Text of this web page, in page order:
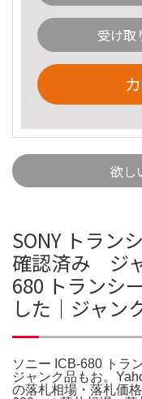
受け取
欲し
SONY トラン
確認済み ジ
680 トランシ
した｜ジャン
ソニー ICB-680 トラ
ジャンク品もお。
の落札相場・落札価